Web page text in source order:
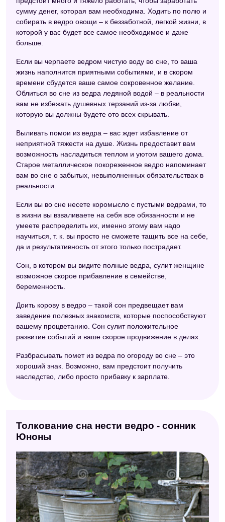
сумму денег, которая вам необходима. Ходить по полю и
собирать в ведро овощи – к беззаботной, легкой жизни, в
которой у вас будет все самое необходимое и даже
больше.
Если вы черпаете ведром чистую воду во сне, то ваша
жизнь наполнится приятными событиями, и в скором
времени сбудется ваше самое сокровенное желание.
Облиться во сне из ведра ледяной водой – в реальности
вам не избежать душевных терзаний из-за любви,
которую вы должны будете ото всех скрывать.
Выливать помои из ведра – вас ждет избавление от
неприятной тяжести на душе. Жизнь предоставит вам
возможность насладиться теплом и уютом вашего дома.
Старое металлическое покореженное ведро напоминает
вам во сне о забытых, невыполненных обязательствах в
реальности.
Если вы во сне несете коромысло с пустыми ведрами, то
в жизни вы взваливаете на себя все обязанности и не
умеете распределить их, именно этому вам надо
научиться, т. к. вы просто не сможете тащить все на себе,
да и результативность от этого только пострадает.
Сон, в котором вы видите полные ведра, сулит женщине
возможное скорое прибавление в семействе,
беременность.
Доить корову в ведро – такой сон предвещает вам
заведение полезных знакомств, которые поспособствуют
вашему процветанию. Сон сулит положительное
развитие событий и ваше скорое продвижение в делах.
Разбрасывать помет из ведра по огороду во сне – это
хороший знак. Возможно, вам предстоит получить
наследство, либо просто прибавку к зарплате.
Толкование сна нести ведро - сонник
Юноны